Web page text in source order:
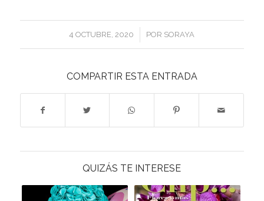
4 OCTUBRE, 2020
/ POR SORAYA
COMPARTIR ESTA ENTRADA
QUIZÁS TE INTERESE